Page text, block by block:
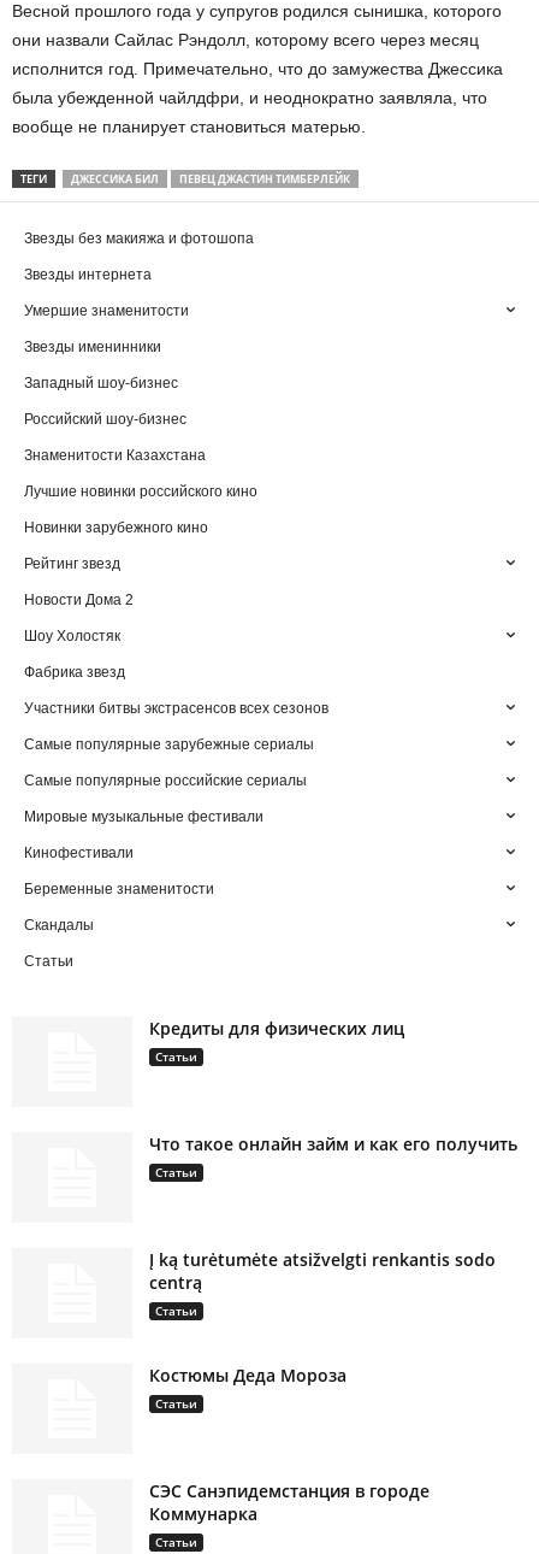
Весной прошлого года у супругов родился сынишка, которого
они назвали Сайлас Рэндолл, которому всего через месяц
исполнится год. Примечательно, что до замужества Джессика
была убежденной чайлдфри, и неоднократно заявляла, что
вообще не планирует становиться матерью.
ТЕГИ ДЖЕССИКА БИЛ ПЕВЕЦ ДЖАСТИН ТИМБЕРЛЕЙК
Звезды без макияжа и фотошопа
Звезды интернета
Умершие знаменитости
Звезды именинники
Западный шоу-бизнес
Российский шоу-бизнес
Знаменитости Казахстана
Лучшие новинки российского кино
Новинки зарубежного кино
Рейтинг звезд
Новости Дома 2
Шоу Холостяк
Фабрика звезд
Участники битвы экстрасенсов всех сезонов
Самые популярные зарубежные сериалы
Самые популярные российские сериалы
Мировые музыкальные фестивали
Кинофестивали
Беременные знаменитости
Скандалы
Статьи
Кредиты для физических лиц
Статьи
Что такое онлайн займ и как его получить
Статьи
Į ką turėtumėte atsižvelgti renkantis sodo
centrą
Статьи
Костюмы Деда Мороза
Статьи
СЭС Санэпидемстанция в городе
Коммунарка
Статьи